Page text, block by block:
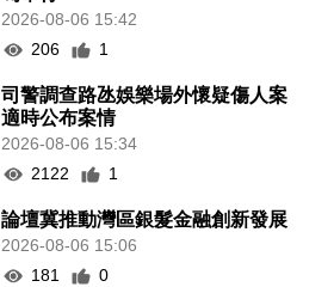
2026-08-06 15:42
206
1
司警調查路氹娛樂場外懷疑傷人案
適時公布案情
2026-08-06 15:34
2122
1
論壇冀推動灣區銀髮金融創新發展
2026-08-06 15:06
181
0